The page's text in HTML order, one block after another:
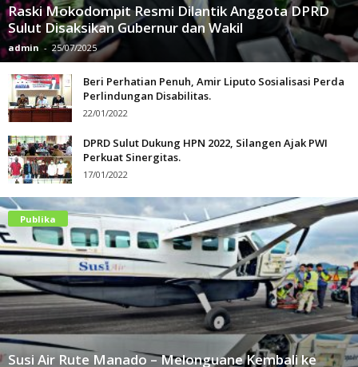
Raski Mokodompit Resmi Dilantik Anggota DPRD
Sulut Disaksikan Gubernur dan Wakil
admin - 25/07/2025
Beri Perhatian Penuh, Amir Liputo Sosialisasi Perda
Perlindungan Disabilitas.
22/01/2022
DPRD Sulut Dukung HPN 2022, Silangen Ajak PWI
Perkuat Sinergitas.
17/01/2022
Publika
Susi Air Rute Manado – Melonguane Kembali ke